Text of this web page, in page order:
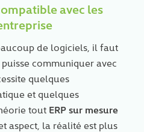
avec les
de logiciels, il faut
communiquer avec
quelques
et quelques
tout ERP sur mesure
aspect, la réalité est plus